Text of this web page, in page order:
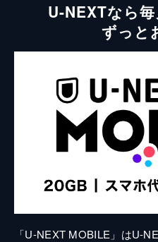
U-NEXTなら
ずっと
「U-NEXT MOBILE」はU-